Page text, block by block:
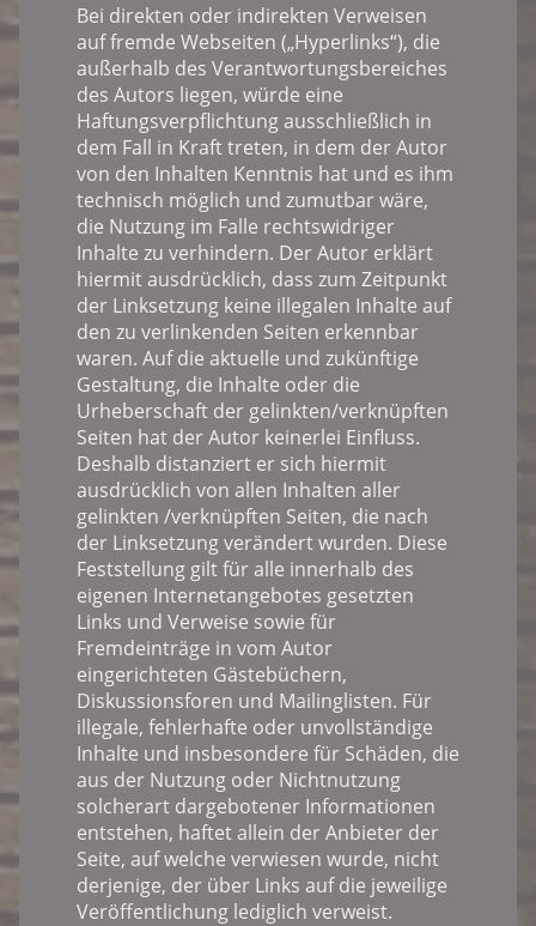
Bei direkten oder indirekten Verweisen
auf fremde Webseiten („Hyperlinks“), die
außerhalb des Verantwortungsbereiches
des Autors liegen, würde eine
Haftungsverpflichtung ausschließlich in
dem Fall in Kraft treten, in dem der Autor
von den Inhalten Kenntnis hat und es ihm
technisch möglich und zumutbar wäre,
die Nutzung im Falle rechtswidriger
Inhalte zu verhindern. Der Autor erklärt
hiermit ausdrücklich, dass zum Zeitpunkt
der Linksetzung keine illegalen Inhalte auf
den zu verlinkenden Seiten erkennbar
waren. Auf die aktuelle und zukünftige
Gestaltung, die Inhalte oder die
Urheberschaft der gelinkten/verknüpften
Seiten hat der Autor keinerlei Einfluss.
Deshalb distanziert er sich hiermit
ausdrücklich von allen Inhalten aller
gelinkten /verknüpften Seiten, die nach
der Linksetzung verändert wurden. Diese
Feststellung gilt für alle innerhalb des
eigenen Internetangebotes gesetzten
Links und Verweise sowie für
Fremdeinträge in vom Autor
eingerichteten Gästebüchern,
Diskussionsforen und Mailinglisten. Für
illegale, fehlerhafte oder unvollständige
Inhalte und insbesondere für Schäden, die
aus der Nutzung oder Nichtnutzung
solcherart dargebotener Informationen
entstehen, haftet allein der Anbieter der
Seite, auf welche verwiesen wurde, nicht
derjenige, der über Links auf die jeweilige
Veröffentlichung lediglich verweist.